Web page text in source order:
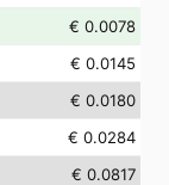
€ 0.0078
€ 0.0145
€ 0.0180
€ 0.0284
€ 0.0817